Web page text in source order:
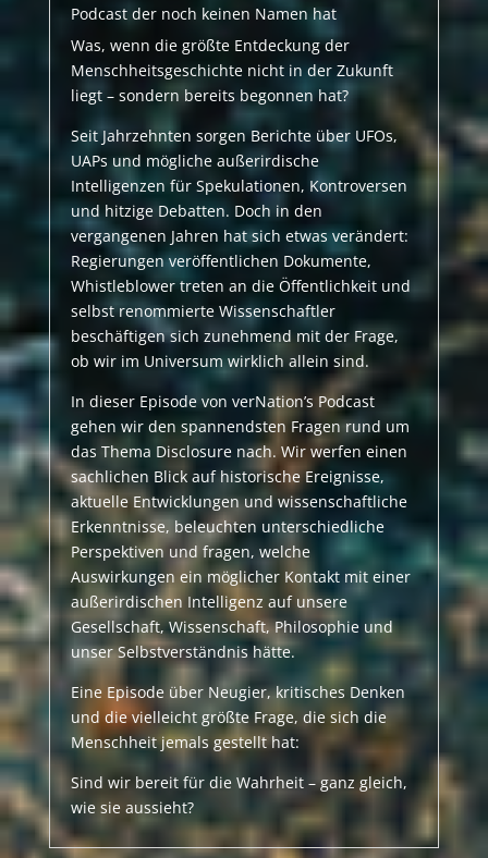
Podcast der noch keinen Namen hat
Was, wenn die größte Entdeckung der
Menschheitsgeschichte nicht in der Zukunft
liegt – sondern bereits begonnen hat?
Seit Jahrzehnten sorgen Berichte über UFOs,
UAPs und mögliche außerirdische
Intelligenzen für Spekulationen, Kontroversen
und hitzige Debatten. Doch in den
vergangenen Jahren hat sich etwas verändert:
Regierungen veröffentlichen Dokumente,
Whistleblower treten an die Öffentlichkeit und
selbst renommierte Wissenschaftler
beschäftigen sich zunehmend mit der Frage,
ob wir im Universum wirklich allein sind.
In dieser Episode von verNation’s Podcast
gehen wir den spannendsten Fragen rund um
das Thema Disclosure nach. Wir werfen einen
sachlichen Blick auf historische Ereignisse,
aktuelle Entwicklungen und wissenschaftliche
Erkenntnisse, beleuchten unterschiedliche
Perspektiven und fragen, welche
Auswirkungen ein möglicher Kontakt mit einer
außerirdischen Intelligenz auf unsere
Gesellschaft, Wissenschaft, Philosophie und
unser Selbstverständnis hätte.
Eine Episode über Neugier, kritisches Denken
und die vielleicht größte Frage, die sich die
Menschheit jemals gestellt hat:
Sind wir bereit für die Wahrheit – ganz gleich,
wie sie aussieht?